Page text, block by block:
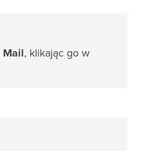
Mail, klikając go w